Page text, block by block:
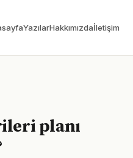
YazılarHakkımızdaİletişim
planı